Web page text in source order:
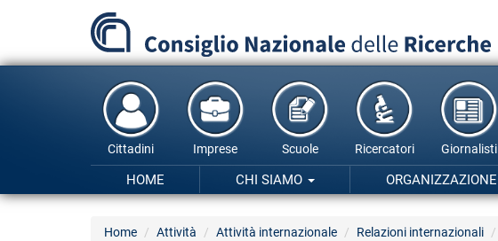
principale
Cittadini Imprese Scuole Ricercatori Giornalisti
HOME CHI SIAMO ORGANIZZAZIONE
Home Attività Attività internazionale Relazioni internazionali